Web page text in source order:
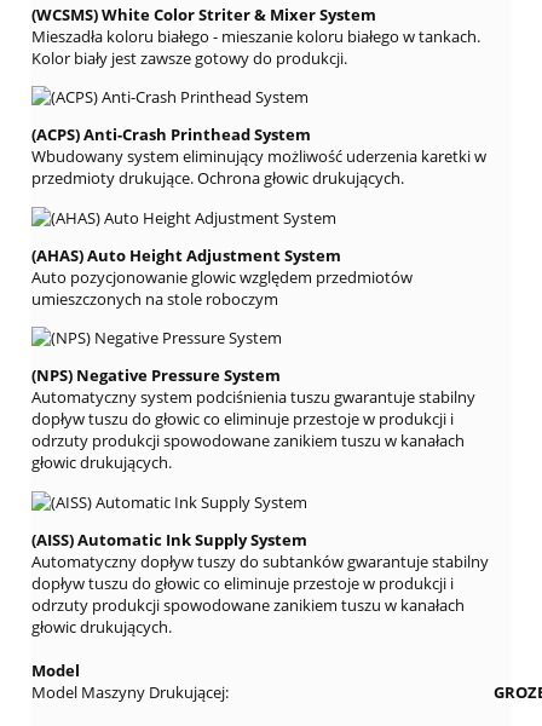
(WCSMS) White Color Striter & Mixer System
Mieszadła koloru białego - mieszanie koloru białego w tankach.
Kolor biały jest zawsze gotowy do produkcji.
(ACPS) Anti-Crash Printhead System
Wbudowany system eliminujący możliwość uderzenia karetki w
przedmioty drukujące. Ochrona głowic drukujących.
(AHAS) Auto Height Adjustment System
Auto pozycjonowanie glowic względem przedmiotów
umieszczonych na stole roboczym
(NPS) Negative Pressure System
Automatyczny system podciśnienia tuszu gwarantuje stabilny
dopływ tuszu do głowic co eliminuje przestoje w produkcji i
odrzuty produkcji spowodowane zanikiem tuszu w kanałach
głowic drukujących.
(AISS) Automatic Ink Supply System
Automatyczny dopływ tuszy do subtanków gwarantuje stabilny
dopływ tuszu do głowic co eliminuje przestoje w produkcji i
odrzuty produkcji spowodowane zanikiem tuszu w kanałach
głowic drukujących.
Model
Model Maszyny Drukującej: